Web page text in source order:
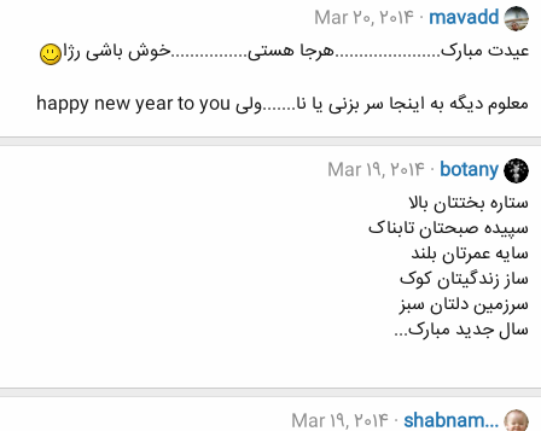
mavadd
Mar 20, 2014
عیدت مبارک......................هرجا هستی................خوش باشی رژا
معلوم دیگه به اینجا سر بزنی یا نا.......ولی happy new year to you
botany
Mar 19, 2014
ستاره بختتان بالا
سپیده صبحتان تابناک
سایه عمرتان بلند
ساز زندگیتان کوک
سرزمین دلتان سبز
سال جدید مبارک...
shabnam...
Mar 19, 2014